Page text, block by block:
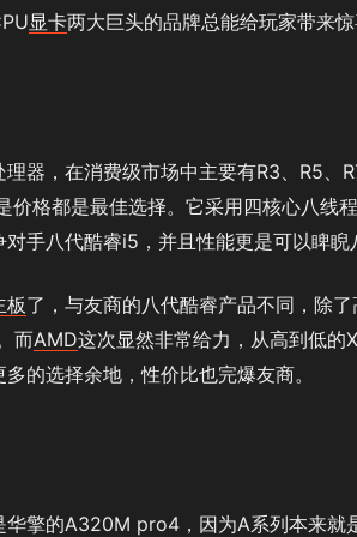
显卡两大巨头的品牌总能给玩家带来惊
器，在消费级市场中主要有R3、R5、
价格都是最佳选择。它采用四核心八线
手八代酷睿i5，并且性能更是可以睥睨
板了，与友商的八代酷睿产品不同，除
而AMD这次显然非常给力，从高到低
的选择余地，性价比也完爆友商。
华擎的A320M pro4，因为A系列本来就